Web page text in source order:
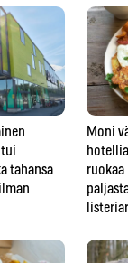
tahansa
Moni
ruokaa